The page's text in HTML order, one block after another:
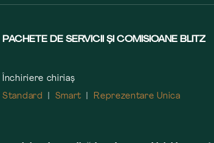
PACHETE DE SERVICII ȘI COMISIOANE BLITZ
Închiriere chiriaș
Standard
Smart Reprezentare Unica